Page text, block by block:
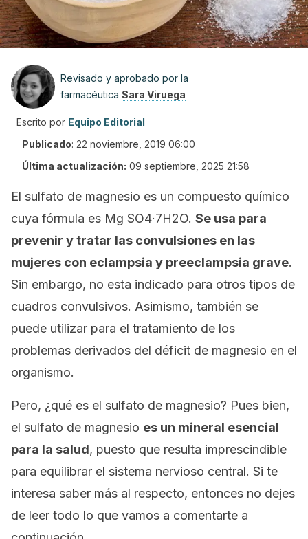
Revisado y aprobado por la
farmacéutica Sara Viruega
Escrito por Equipo Editorial
Publicado: 22 noviembre, 2019 06:00
Última actualización: 09 septiembre, 2025 21:58
El sulfato de magnesio es un compuesto químico
cuya fórmula es Mg SO4·7H2O. Se usa para
prevenir y tratar las convulsiones en las
mujeres con eclampsia y preeclampsia grave.
Sin embargo, no esta indicado para otros tipos de
cuadros convulsivos. Asimismo, también se
puede utilizar para el tratamiento de los
problemas derivados del déficit de magnesio en el
organismo.
Pero, ¿qué es el sulfato de magnesio? Pues bien,
el sulfato de magnesio es un mineral esencial
para la salud, puesto que resulta imprescindible
para equilibrar el sistema nervioso central. Si te
interesa saber más al respecto, entonces no dejes
de leer todo lo que vamos a comentarte a